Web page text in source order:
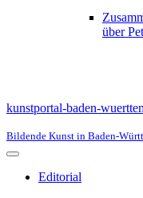
über
kunstportal-baden-
Bildende Kunst in Baden-
Navigationsmenü
Editorial